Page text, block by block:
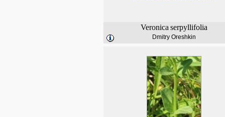
Veronica serpyllifolia
Dmitry Oreshkin